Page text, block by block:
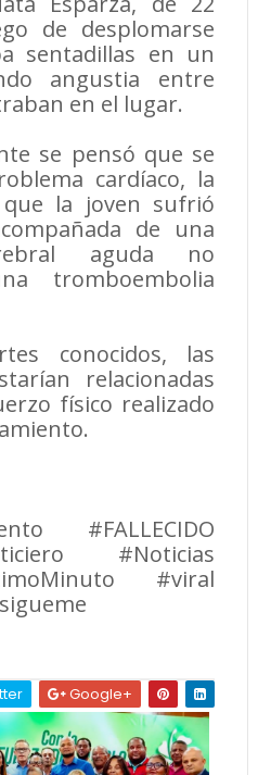
de desplomarse
sentadillas en un
angustia entre
en el lugar.
se pensó que se
cardíaco, la
la joven sufrió
de una
aguda no
tromboembolia
conocidos, las
relacionadas
físico realizado
#FALLECIDO
#Noticias
#viral
Google+